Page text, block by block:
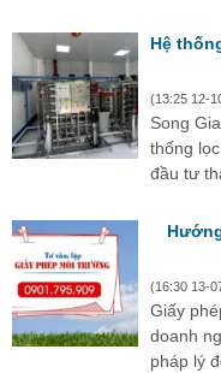
Hệ
(13:25 12-
Song
thống
đầu tư
(16:30 13-
Giấy
doanh
pháp lý